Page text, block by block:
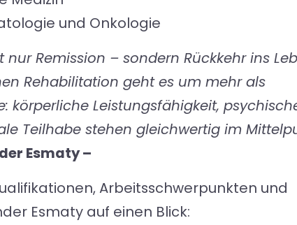
und Onkologie
nur Remission – sondern Rückkehr ins
Rehabilitation geht es um mehr als
körperliche Leistungsfähigkeit,
Teilhabe stehen gleichwertig im
Esmaty –
Arbeitsschwerpunkten und
Esmaty auf einen Blick: